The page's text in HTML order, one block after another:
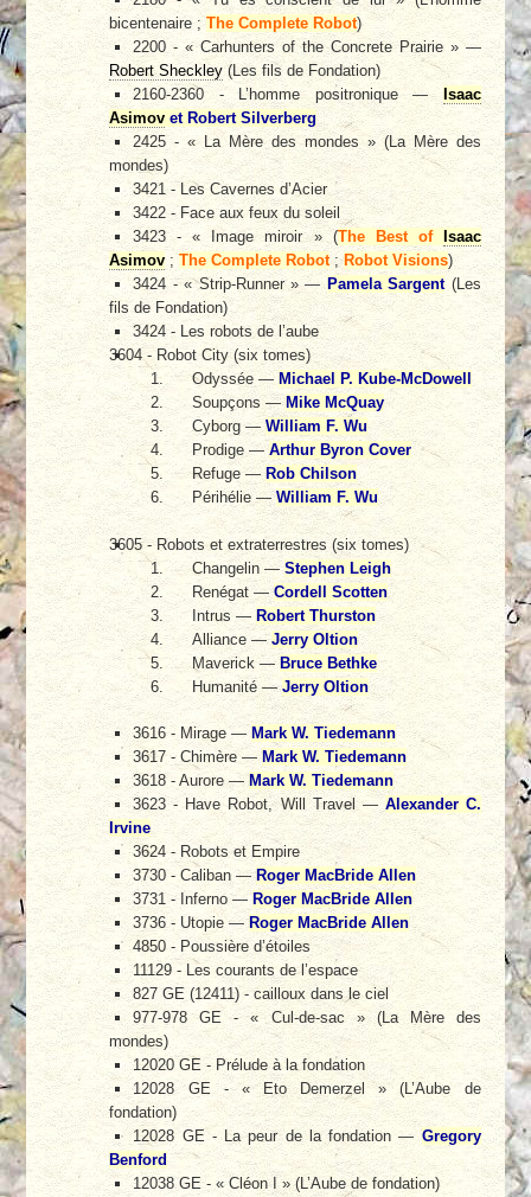
bicentenaire ;The Complete Robot)
2200 - « Carhunters of the Concrete Prairie » —
Robert Sheckley(Les fils de Fondation)
2160-2360 - L’homme positronique —
Isaac
Asimov et Robert Silverberg
2425 - « La Mère des mondes » (La Mère des
mondes)
3421 - Les Cavernes d’Acier
3422 - Face aux feux du soleil
3423 - « Image miroir » (The Best of
Isaac
Asimov ;The Complete Robot; Robot Visions)
3424 - « Strip-Runner » — Pamela Sargent(Les
fils de Fondation)
3424 - Les robots de l’aube
3604 - Robot City (six tomes)
Odyssée — Michael P. Kube-McDowell
Soupçons — Mike McQuay
Cyborg —William F. Wu
Prodige —Arthur Byron Cover
Refuge — Rob Chilson
Périhélie —William F. Wu
3605 - Robots et extraterrestres (six tomes)
Changelin —Stephen Leigh
Renégat —Cordell Scotten
Intrus — Robert Thurston
Alliance —Jerry Oltion
Maverick —Bruce Bethke
Humanité —Jerry Oltion
3616 - Mirage — Mark W. Tiedemann
3617 - Chimère — Mark W. Tiedemann
3618 - Aurore —Mark W. Tiedemann
3623 - Have Robot, Will Travel — Alexander C.
Irvine
3624 - Robots et Empire
3730 - Caliban —Roger MacBride Allen
3731 - Inferno — Roger MacBride Allen
3736 - Utopie —Roger MacBride Allen
4850 - Poussière d’étoiles
11129 - Les courants de l’espace
827 GE (12411) - cailloux dans le ciel
977-978 GE - « Cul-de-sac » (La Mère des
mondes)
12020 GE - Prélude à la fondation
12028 GE - « Eto Demerzel » (L’Aube de
fondation)
12028 GE - La peur de la fondation —Gregory
Benford
12038 GE - « Cléon I » (L’Aube de fondation)